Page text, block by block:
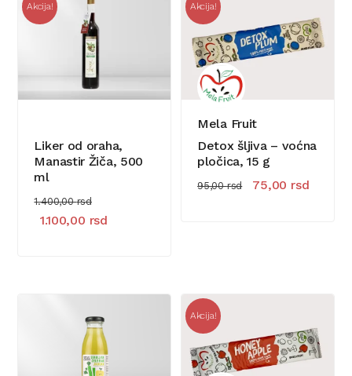
Akcija!
Liker od oraha,
Manastir Žiča, 500
ml
1.400,00rsdOriginalna cena je bila: 1.400,00 rsd.
1.100,00 rsd
Akcija!
Mela Fruit
Detox šljiva – voćna
pločica, 15 g
95,00rsd Originalna cena
75,00 rsd
Akcija!